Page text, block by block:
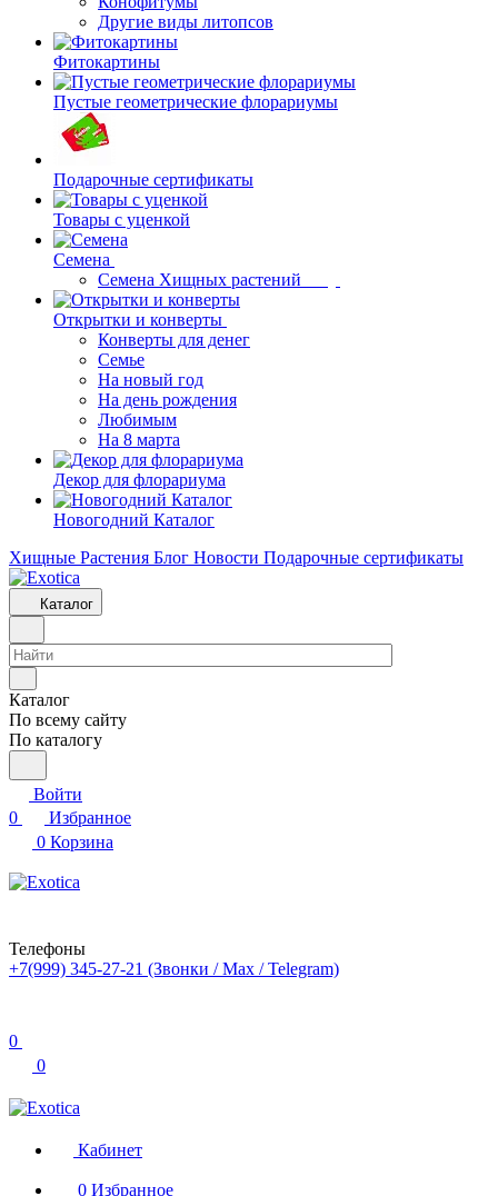
Другие виды литопсов
Фитокартины
Пустые геометрические флорариумы
Подарочные сертификаты
Товары с уценкой
Семена
Семена Хищных растений
Открытки и конверты
Конверты для денег
Семье
На новый год
На день рождения
Любимым
На 8 марта
Декор для флорариума
Новогодний Каталог
Хищные Растения Блог Новости Подарочные сертификаты
Каталог
Каталог
По всему сайту
По каталогу
Войти
0
Избранное
0 Корзина
Телефоны
+7(999) 345-27-21 (Звонки / Max / Telegram)
0
0
Кабинет
0 Избранное